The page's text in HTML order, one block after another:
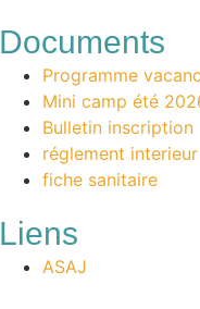
Documents
Programme
Mini camp été
Bulletin inscription
réglement interieur
fiche sanitaire
Liens
ASAJ